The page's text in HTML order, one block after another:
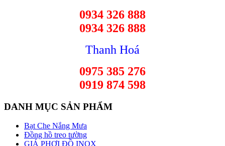
0934 326 888
0934 326 888
Thanh Hoá
0975 385 276
0919 874 598
DANH MỤC SẢN PHẨM
Bạt Che Nắng Mưa
Đồng hồ treo tường
GIÁ PHƠI ĐỒ INOX